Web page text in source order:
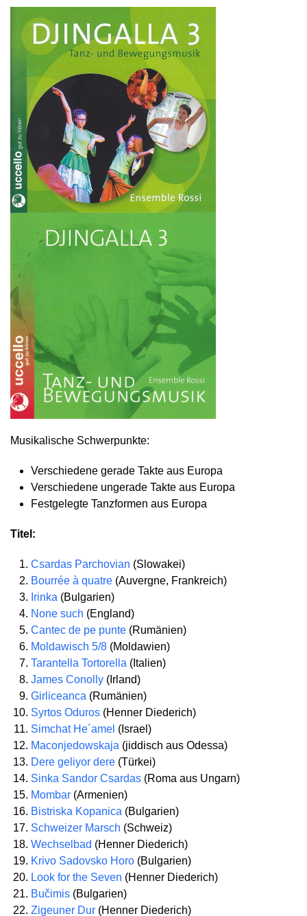
Musikalische Schwerpunkte:
Verschiedene gerade Takte aus Europa
Verschiedene ungerade Takte aus Europa
Festgelegte Tanzformen aus Europa
Titel:
Csardas Parchovian (Slowakei)
Bourrée à quatre (Auvergne, Frankreich)
Irinka (Bulgarien)
None such (England)
Cantec de pe punte (Rumänien)
Moldawisch 5/8 (Moldawien)
Tarantella Tortorella (Italien)
James Conolly (Irland)
Girliceanca (Rumänien)
Syrtos Oduros (Henner Diederich)
Simchat He´amel (Israel)
Maconjedowskaja (jiddisch aus Odessa)
Dere geliyor dere (Türkei)
Sinka Sandor Csardas (Roma aus Ungarn)
Mombar (Armenien)
Bistriska Kopanica (Bulgarien)
Schweizer Marsch (Schweiz)
Wechselbad (Henner Diederich)
Krivo Sadovsko Horo (Bulgarien)
Look for the Seven (Henner Diederich)
Bučimis (Bulgarien)
Zigeuner Dur (Henner Diederich)